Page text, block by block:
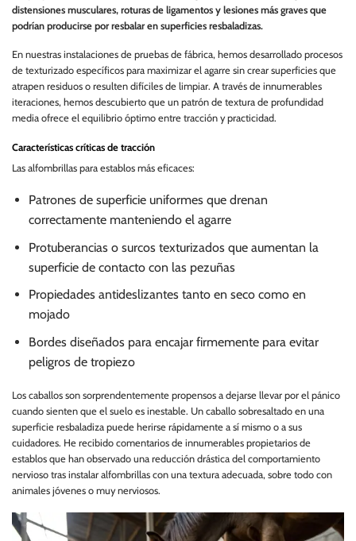
distensiones musculares, roturas de ligamentos y lesiones más graves que
podrían producirse por resbalar en superficies resbaladizas.
En nuestras instalaciones de pruebas de fábrica, hemos desarrollado procesos
de texturizado específicos para maximizar el agarre sin crear superficies que
atrapen residuos o resulten difíciles de limpiar. A través de innumerables
iteraciones, hemos descubierto que un patrón de textura de profundidad
media ofrece el equilibrio óptimo entre tracción y practicidad.
Características críticas de tracción
Las alfombrillas para establos más eficaces:
Patrones de superficie uniformes que drenan
correctamente manteniendo el agarre
Protuberancias o surcos texturizados que aumentan la
superficie de contacto con las pezuñas
Propiedades antideslizantes tanto en seco como en
mojado
Bordes diseñados para encajar firmemente para evitar
peligros de tropiezo
Los caballos son sorprendentemente propensos a dejarse llevar por el pánico
cuando sienten que el suelo es inestable. Un caballo sobresaltado en una
superficie resbaladiza puede herirse rápidamente a sí mismo o a sus
cuidadores. He recibido comentarios de innumerables propietarios de
establos que han observado una reducción drástica del comportamiento
nervioso tras instalar alfombrillas con una textura adecuada, sobre todo con
animales jóvenes o muy nerviosos.